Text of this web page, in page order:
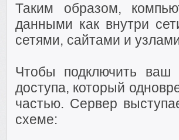
Таким образом,
данными как внутри
сетями, сайтами и
Чтобы подключить ваш
доступа, который
частью. Сервер
схеме: